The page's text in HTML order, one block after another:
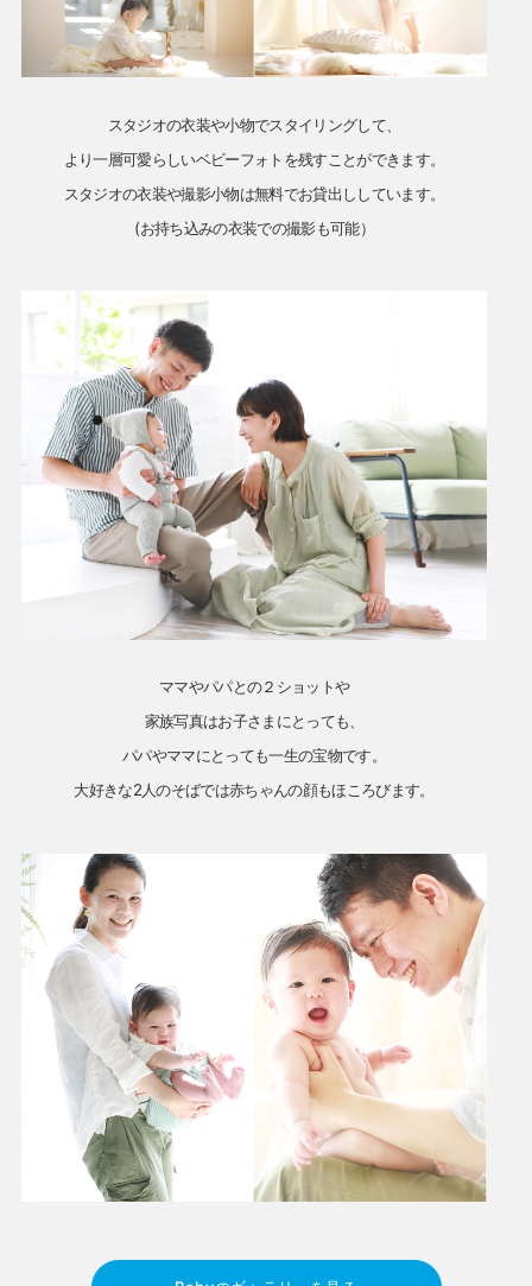
スタジオの衣装や小物でスタイリングして、
より一層可愛らしいベビーフォトを残すことができます。
スタジオの衣装や撮影小物は無料でお貸出ししています。
(お持ち込みの衣装での撮影も可能）
ママやパパとの２ショットや
家族写真はお子さまにとっても、
パパやママにとっても一生の宝物です。
大好きな2人のそばでは赤ちゃんの顔もほころびます。